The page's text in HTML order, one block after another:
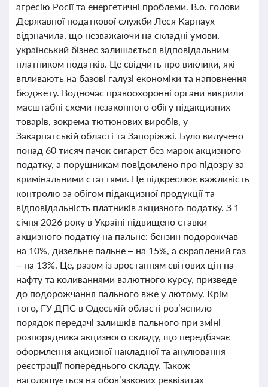
агресію Росії та енергетичні проблеми. В.о. голови
Державної податкової служби Леся Карнаух
відзначила, що незважаючи на складні умови,
український бізнес залишається відповідальним
платником податків. Це свідчить про виклики, які
впливають на базові галузі економіки та наповнення
бюджету. Водночас правоохоронні органи викрили
масштабні схеми незаконного обігу підакцизних
товарів, зокрема тютюнових виробів, у
Закарпатській області та Запоріжжі. Було вилучено
понад 60 тисяч пачок сигарет без марок акцизного
податку, а порушникам повідомлено про підозру за
кримінальними статтями. Це підкреслює важливість
контролю за обігом підакцизної продукції та
відповідальність платників акцизного податку. З 1
січня 2026 року в Україні підвищено ставки
акцизного податку на пальне: бензин подорожчав
на 10%, дизельне пальне – на 15%, а скраплений газ
– на 13%. Це, разом із зростанням світових цін на
нафту та коливаннями валютного курсу, призведе
до подорожчання пального вже у лютому. Крім
того, ГУ ДПС в Одеській області роз’яснило
порядок передачі залишків пального при зміні
розпорядника акцизного складу, що передбачає
оформлення акцизної накладної та анулювання
реєстрації попереднього складу. Також
наголошується на обов’язкових реквізитах